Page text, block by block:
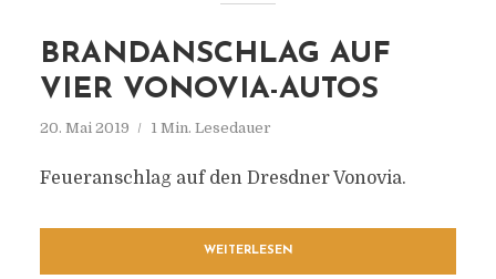
BRANDANSCHLAG AUF
VIER VONOVIA-AUTOS
20. Mai 2019 1 Min. Lesedauer
Feueranschlag auf den Dresdner Vonovia.
WEITERLESEN